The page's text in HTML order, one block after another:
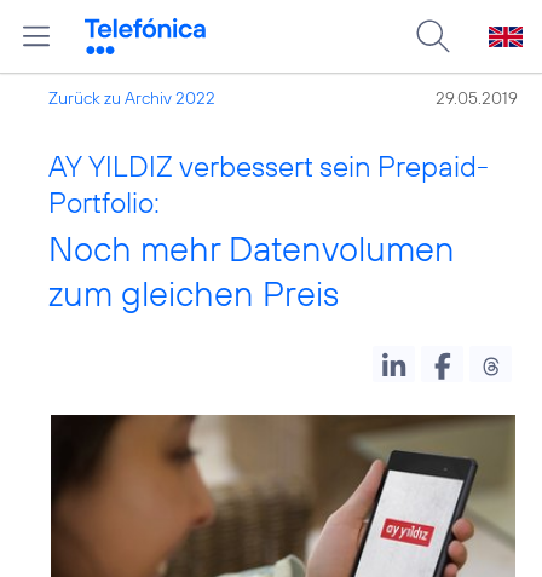
Zurück zu Archiv 2022 29.05.2019
AY YILDIZ verbessert sein Prepaid-
Portfolio:
Noch mehr Datenvolumen
zum gleichen Preis